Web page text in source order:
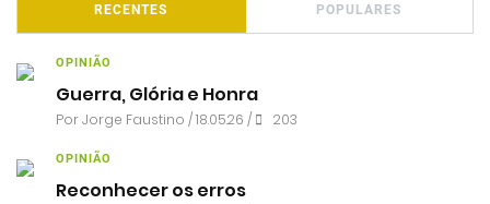
RECENTES POPULARES
OPINIÃO
Guerra, Glória e Honra
PorJorge Faustino / 18.05.26 / 203
OPINIÃO
Reconhecer os erros